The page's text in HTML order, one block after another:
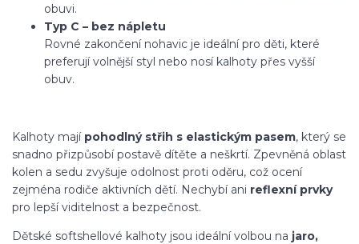
obuvi.
Typ C – bez nápletu
Rovné zakončení nohavic je ideální pro děti, které
preferují volnější styl nebo nosí kalhoty přes vyšší
obuv.
Kalhoty mají pohodlný střih s elastickým pasem, který se
snadno přizpůsobí postavě dítěte a neškrtí. Zpevněná oblast
kolen a sedu zvyšuje odolnost proti oděru, což ocení
zejména rodiče aktivních dětí. Nechybí ani reflexní prvky
pro lepší viditelnost a bezpečnost.
Dětské softshellové kalhoty jsou ideální volbou na jaro,